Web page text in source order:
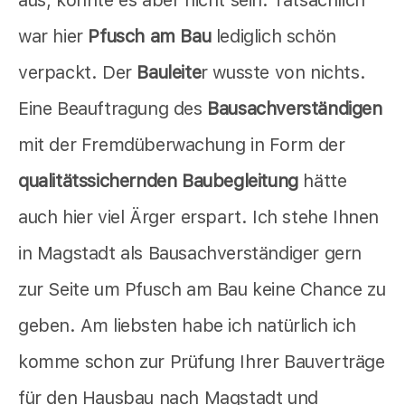
war hier Pfusch am Baulediglich schön
verpackt. Der Bauleiter wusste von nichts.
Eine Beauftragung des Bausachverständigen
mit der Fremdüberwachung in Form der
qualitätssichernden Baubegleitunghätte
auch hier viel Ärger erspart. Ich stehe Ihnen
in Magstadt als Bausachverständiger gern
zur Seite um Pfusch am Bau keine Chance zu
geben. Am liebsten habe ich natürlich ich
komme schon zur Prüfung Ihrer Bauverträge
für den Hausbau nach Magstadt und